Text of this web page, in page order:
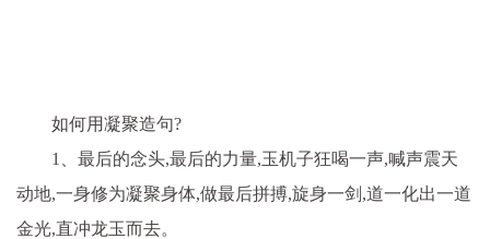
如何用凝聚造句?
1、最后的念头,最后的力量,玉机子狂喝一声,喊声震天
动地,一身修为凝聚身体,做最后拼搏,旋身一剑,道一化出一道
金光,直冲龙玉而去。